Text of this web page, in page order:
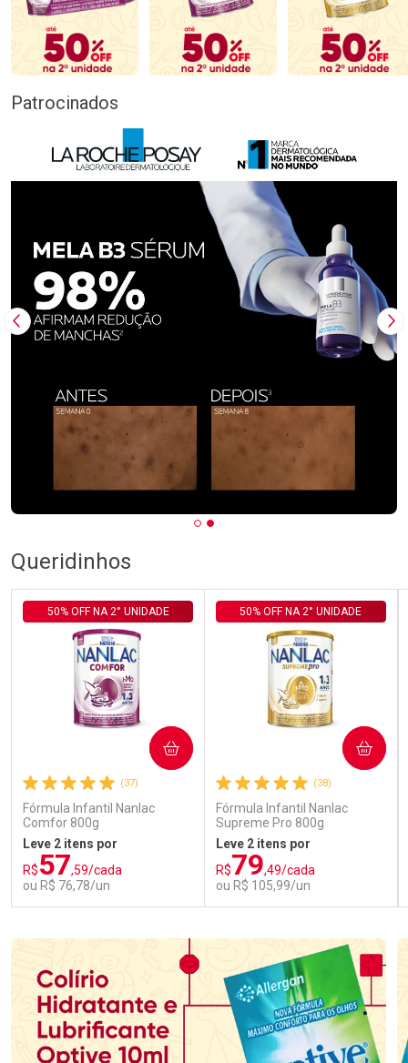
Patrocinados
Imagem Anterior
Queridinhos
(37)
Fórmula Infantil Nanlac
Comfor 800g
50% OFF NA 2° UNIDADE
Leve 2 itens por
R$57,59/cada
ou R$ 76,78/un
COMPRAR
(38)
Fórmula Infantil Nanlac
Supreme Pro 800g
50% OFF NA 2° UNIDADE
Leve 2 itens por
R$79,49/cada
ou R$ 105,99/un
COMPRAR
Laboratório
Por Menos